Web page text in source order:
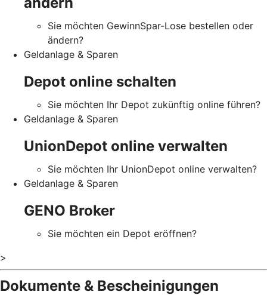
Sie möchten GewinnSpar-Lose bestellen oder
ändern?
Geldanlage & Sparen
Depot online schalten
Sie möchten Ihr Depot zukünftig online führen?
Geldanlage & Sparen
UnionDepot online verwalten
Sie möchten Ihr UnionDepot online verwalten?
Geldanlage & Sparen
GENO Broker
Sie möchten ein Depot eröffnen?
>
Dokumente & Bescheinigungen